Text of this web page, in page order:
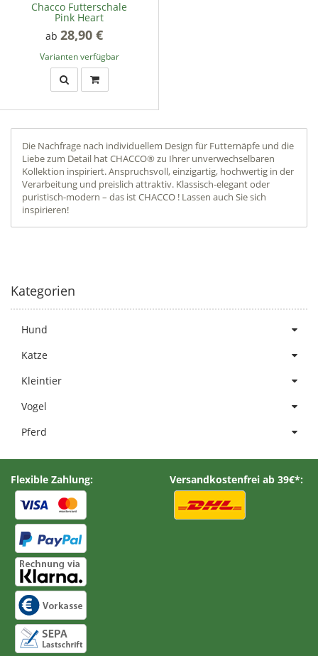
Chacco Futterschale
Pink Heart
ab 28,90 €
Varianten verfügbar
Die Nachfrage nach individuellem Design für Futternäpfe und die
Liebe zum Detail hat CHACCO® zu Ihrer unverwechselbaren
Kollektion inspiriert. Anspruchsvoll, einzigartig, hochwertig in der
Verarbeitung und preislich attraktiv. Klassisch-elegant oder
puristisch-modern – das ist CHACCO ! Lassen auch Sie sich
inspirieren!
Kategorien
Hund
Katze
Kleintier
Vogel
Pferd
Flexible Zahlung: Versandkostenfrei ab 39€*: